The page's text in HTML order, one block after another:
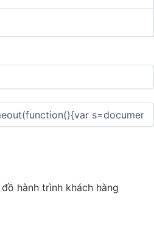
hành trình khách hàng